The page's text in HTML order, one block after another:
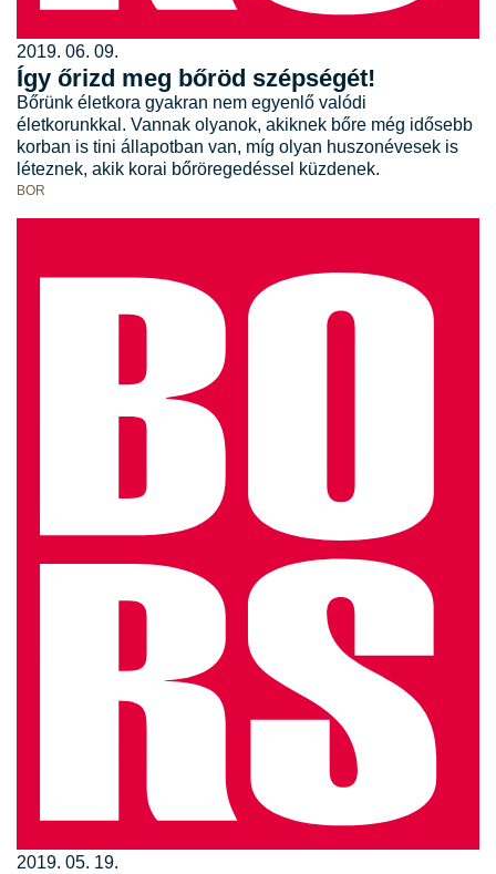
2019. 06. 09.
Így őrizd meg bőröd szépségét!
Bőrünk életkora gyakran nem egyenlő valódi
életkorunkkal. Vannak olyanok, akiknek bőre még idősebb
korban is tini állapotban van, míg olyan huszonévesek is
léteznek, akik korai bőröregedéssel küzdenek.
BOR
2019. 05. 19.